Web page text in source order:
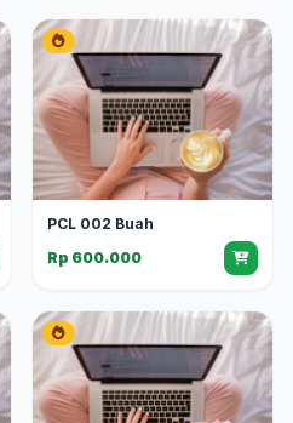
PCL 002 Buah
Rp 600.000